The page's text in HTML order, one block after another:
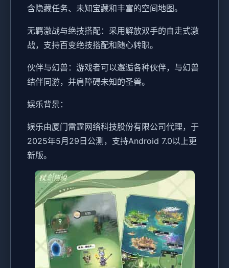
含隐藏任务、未知宝藏和丰富的空间地图。
无羁激战与绝技搭配：采用解放双手的自走式激
战，支持百变绝技搭配和随心转职。
伙伴与幻兽：游戏者可以邂逅各种伙伴，与幻兽
结伴同游，并肩障碍未知的圣兽。
娱乐背景：
娱乐由厦门雷霆网络科技股份有限公司代理，于
2025年5月29日公测，支持Android 7.0以上更
新版。